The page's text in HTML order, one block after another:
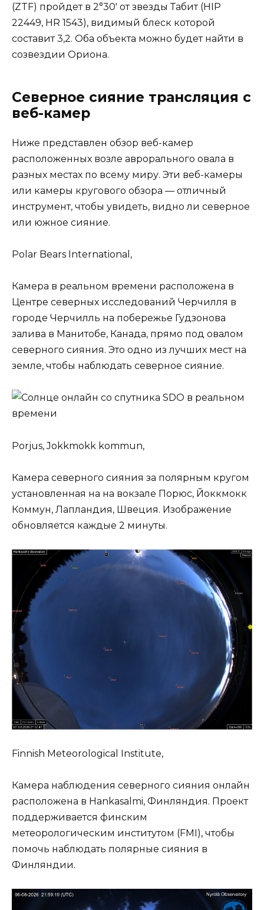
(ZTF) пройдет в 2°30′ от звезды Табит (HIP
22449, HR 1543), видимый блеск которой
составит 3,2. Оба объекта можно будет найти в
созвездии Ориона.
Северное сияние трансляция с
веб-камер
Ниже представлен обзор веб-камер
расположенных возле аврорального овала в
разных местах по всему миру. Эти веб-камеры
или камеры кругового обзора — отличный
инструмент, чтобы увидеть, видно ли северное
или южное сияние.
Polar Bears International,
Камера в реальном времени расположена в
Центре северных исследований Черчилля в
городе Черчилль на побережье Гудзонова
залива в Манитобе, Канада, прямо под овалом
северного сияния. Это одно из лучших мест на
земле, чтобы наблюдать северное сияние.
Porjus, Jokkmokk kommun,
Камера северного сияния за полярным кругом
установленная на на вокзале Порюс, Йоккмокк
Коммун, Лапландия, Швеция. Изображение
обновляется каждые 2 минуты.
Finnish Meteorological Institute,
Камера наблюдения северного сияния онлайн
расположена в Hankasalmi, Финляндия. Проект
поддерживается финским
метеорологическим институтом (FMI), чтобы
помочь наблюдать полярные сияния в
Финляндии.